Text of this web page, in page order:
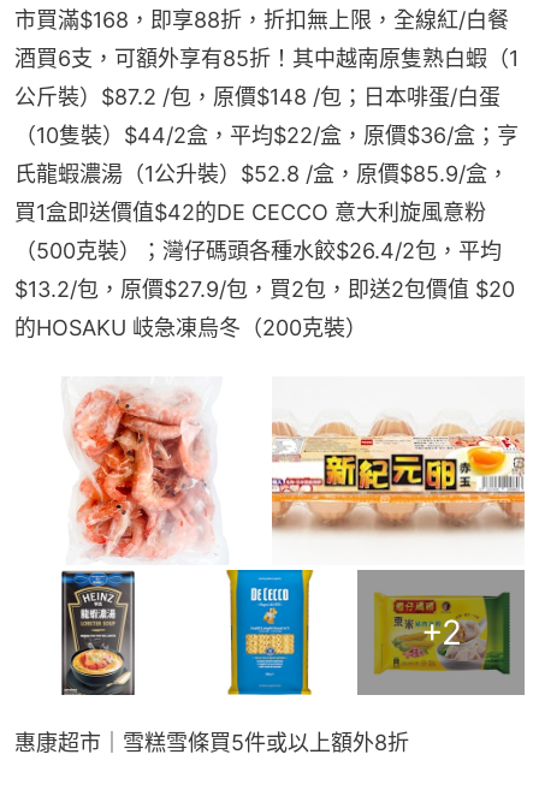
市買滿$168，即享88折，折扣無上限，全線紅/白餐
酒買6支，可額外享有85折！其中越南原隻熟白蝦（1
公斤裝）$87.2 /包，原價$148 /包；日本啡蛋/白蛋
（10隻裝）$44/2盒，平均$22/盒，原價$36/盒；亨
氏龍蝦濃湯（1公升裝）$52.8 /盒，原價$85.9/盒，
買1盒即送價值$42的DE CECCO 意大利旋風意粉
（500克裝）；灣仔碼頭各種水餃$26.4/2包，平均
$13.2/包，原價$27.9/包，買2包，即送2包價值 $20
的HOSAKU 岐急凍烏冬（200克裝）
+2
惠康超市｜雪糕雪條買5件或以上額外8折